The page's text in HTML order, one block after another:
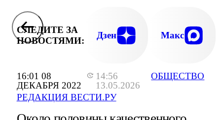
16:01 08
ДЕКАБРЯ 2022
14:56
13.05.2026
РЕДАКЦИЯ ВЕСТИ.РУ
ОБЩЕСТВО
СЛЕДИТЕ ЗА
НОВОСТЯМИ:
Дзен Макс